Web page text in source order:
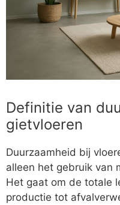
Definitie van
gietvloeren
Duurzaamheid bij
alleen het gebruik van
Het gaat om de totale
productie tot